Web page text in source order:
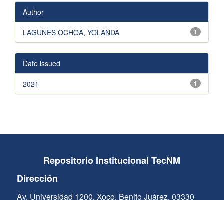
Author
1
LAGUNES OCHOA, YOLANDA
Date issued
1
2021
Repositorio Institucional TecNM
Dirección
Av. Universidad 1200, Xoco, Benito Juárez, 03330